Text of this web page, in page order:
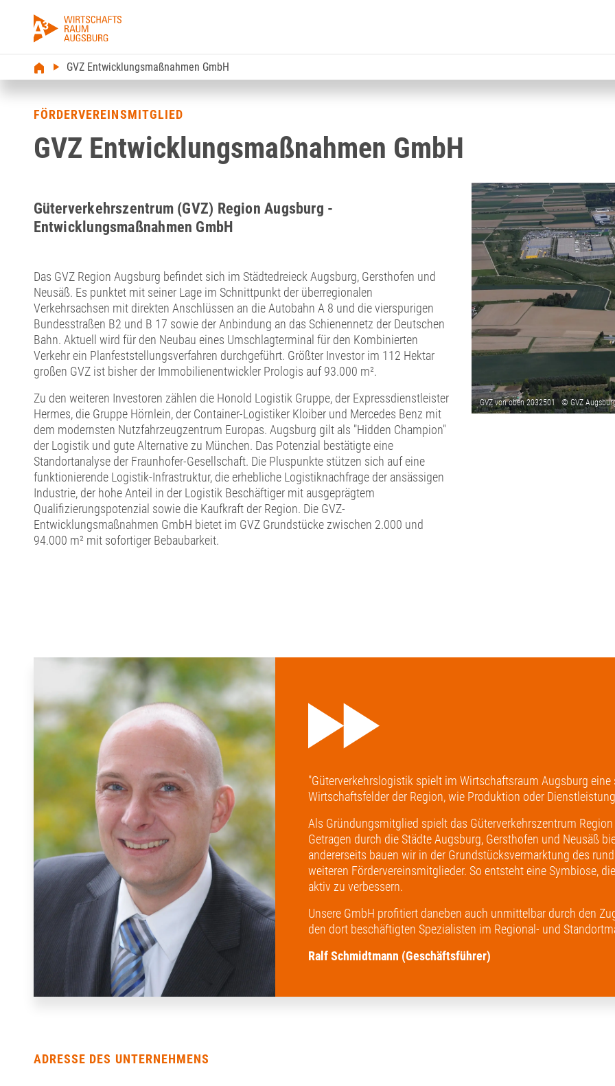
GVZ Entwicklungsmaßnahmen GmbH
FÖRDERVEREINSMITGLIED
GVZ Entwicklungsmaßnahmen GmbH
Güterverkehrszentrum (GVZ) Region Augsburg -
Entwicklungsmaßnahmen GmbH
Das GVZ Region Augsburg befindet sich im Städtedreieck Augsburg, Gersthofen und
Neusäß. Es punktet mit seiner Lage im Schnittpunkt der überregionalen
Verkehrsachsen mit direkten Anschlüssen an die Autobahn A 8 und die vierspurigen
Bundesstraßen B2 und B 17 sowie der Anbindung an das Schienennetz der Deutschen
Bahn. Aktuell wird für den Neubau eines Umschlagterminal für den Kombinierten
Verkehr ein Planfeststellungsverfahren durchgeführt. Größter Investor im 112 Hektar
großen GVZ ist bisher der Immobilienentwickler Prologis auf 93.000 m².
Zu den weiteren Investoren zählen die Honold Logistik Gruppe, der Expressdienstleister
Hermes, die Gruppe Hörnlein, der Container-Logistiker Kloiber und Mercedes Benz mit
dem modernsten Nutzfahrzeugzentrum Europas. Augsburg gilt als "Hidden Champion"
der Logistik und gute Alternative zu München. Das Potenzial bestätigte eine
Standortanalyse der Fraunhofer-Gesellschaft. Die Pluspunkte stützen sich auf eine
funktionierende Logistik-Infrastruktur, die erhebliche Logistiknachfrage der ansässigen
Industrie, der hohe Anteil in der Logistik Beschäftiger mit ausgeprägtem
Qualifizierungspotenzial sowie die Kaufkraft der Region. Die GVZ-
Entwicklungsmaßnahmen GmbH bietet im GVZ Grundstücke zwischen 2.000 und
94.000 m² mit sofortiger Bebaubarkeit.
"Güterverkehrslogistik spielt im Wirtschaftsraum Augsburg
Wirtschaftsfelder der Region, wie Produktion oder
Als Gründungsmitglied spielt das Güterverkehrszentrum
Getragen durch die Städte Augsburg, Gersthofen und Neusäß
andererseits bauen wir in der Grundstücksvermarktung des
weiteren Fördervereinsmitglieder. So entsteht eine Symbiose,
aktiv zu verbessern.
Unsere GmbH profitiert daneben auch unmittelbar durch den
den dort beschäftigten Spezialisten im Regional- und
Ralf Schmidtmann (Geschäftsführer)
ADRESSE DES UNTERNEHMENS